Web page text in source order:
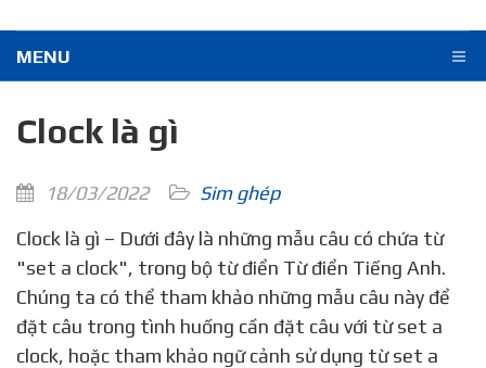
MENU
Clock là gì
18/03/2022
Sim ghép
Clock là gì – Dưới đây là những mẫu câu có chứa từ
"set a clock", trong bộ từ điển Từ điển Tiếng Anh.
Chúng ta có thể tham khảo những mẫu câu này để
đặt câu trong tình huống cần đặt câu với từ set a
clock, hoặc tham khảo ngữ cảnh sử dụng từ set a